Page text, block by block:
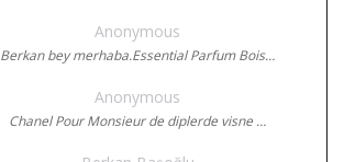
Anonymous
Berkan bey merhaba.Essential Parfum Bois…
Anonymous
Chanel Pour Monsieur de diplerde visne …